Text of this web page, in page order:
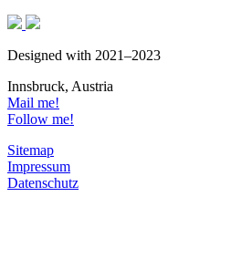
Designed with 2021–2023
Innsbruck, Austria
Mail me!
Follow me!
Sitemap
Impressum
Datenschutz